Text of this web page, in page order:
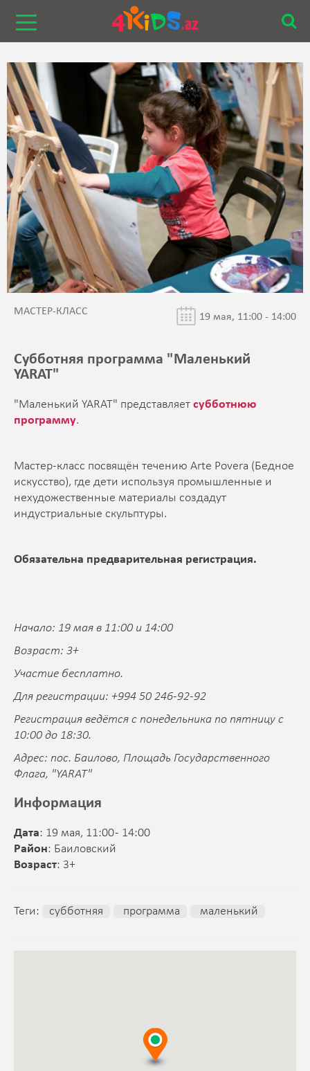
МАСТЕР-КЛАСС 19 мая, 11:00 - 14:00
Субботняя программа "Маленький
YARAT"
"Маленький YARAT" представляет субботнюю
программу.
Мастер-класс посвящён течению Arte Povera (Бедное
искусство), где дети используя промышленные и
нехудожественные материалы создадут
индустриальные скульптуры.
Обязательна предварительная регистрация.
Начало: 19 мая в 11:00 и 14:00
Возраст: 3+
Участие бесплатно.
Для регистрации: +994 50 246-92-92
Регистрация ведётся с понедельника по пятницу с
10:00 до 18:30.
Адрес: пос. Баилово, Площадь Государственного
Флага, "YARAT"
Информация
Дата: 19 мая, 11:00 - 14:00
Район: Баиловский
Возраст: 3+
Теги: субботняя программа маленький